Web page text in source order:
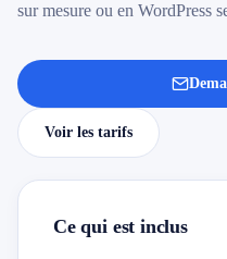
sur mesure ou en WordPress
Voir les tarifs
Ce qui est inclus